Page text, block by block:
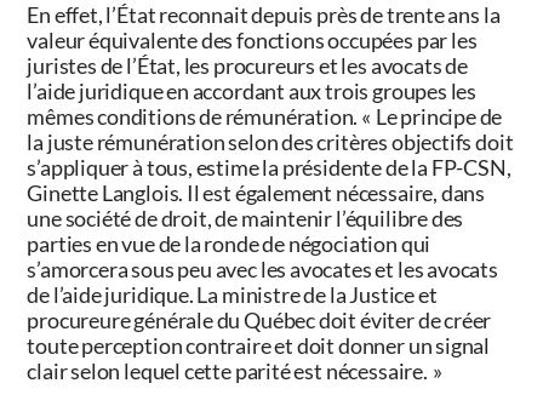
En effet, l’État reconnait depuis près de trente ans la
valeur équivalente des fonctions occupées par les
juristes de l’État, les procureurs et les avocats de
l’aide juridique en accordant aux trois groupes les
mêmes conditions de rémunération. « Le principe de
la juste rémunération selon des critères objectifs doit
s’appliquer à tous, estime la présidente de la FP-CSN,
Ginette Langlois. Il est également nécessaire, dans
une société de droit, de maintenir l’équilibre des
parties en vue de la ronde de négociation qui
s’amorcera sous peu avec les avocates et les avocats
de l’aide juridique. La ministre de la Justice et
procureure générale du Québec doit éviter de créer
toute perception contraire et doit donner un signal
clair selon lequel cette parité est nécessaire. »